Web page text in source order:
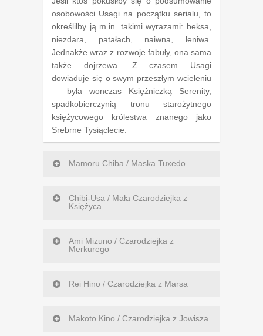
osobowości Usagi na początku serialu, to
określiłby ją m.in. takimi wyrazami: beksa,
niezdara, patałach, naiwna, leniwa.
Jednakże wraz z rozwoje fabuły, ona sama
także dojrzewa. Z czasem Usagi
dowiaduje się o swym przeszłym wcieleniu
— była wonczas Księżniczką Serenity,
spadkobierczynią tronu starożytnego
księżycowego królestwa znanego jako
Srebrne Tysiąclecie.
Mamoru Chiba / Maska Tuxedo
Chibi-Usa / Mała Czarodziejka z
Księżyca
Ami Mizuno / Czarodziejka z
Merkurego
Rei Hino / Czarodziejka z Marsa
Makoto Kino / Czarodziejka z Jowisza